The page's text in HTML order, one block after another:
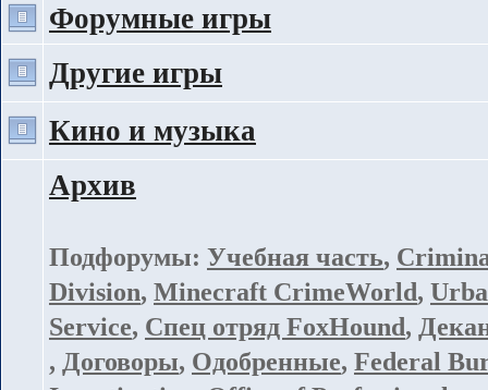
Форумные игры
Другие игры
Кино и музыка
Архив
Подфорумы: Учебная часть,
Division, Minecraft CrimeWorld,
Service, Спец отряд FoxHound,
, Договоры, Одобренные, Federal